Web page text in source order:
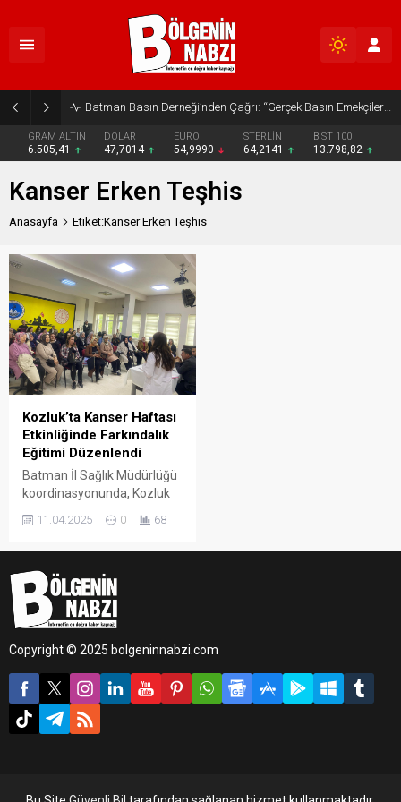
Batman Basın Derneği’nden Çağrı: “Gerçek Basın Emekçileri Desteklenmeli”
GRAM ALTIN
6.505,41
DOLAR
47,7014
EURO
54,9990
STERLİN
64,2141
BIST 100
13.798,82
Kanser Erken Teşhis
Anasayfa Etiket:Kanser Erken Teşhis
Kozluk’ta Kanser Haftası
Etkinliğinde Farkındalık
Eğitimi Düzenlendi
Batman İl Sağlık Müdürlüğü
koordinasyonunda, Kozluk
bünyesinde faaliyet
Merkezi (KETEM)
tarafından, Ulusal Kanser
Haftası kapsamında anlamlı
düzenlendi.
11.04.2025 0 68
Copyright © 2025 bolgeninnabzi.com